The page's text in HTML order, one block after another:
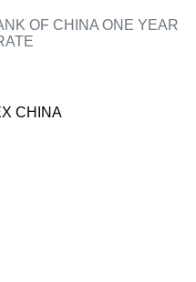
OF CHINA ONE YEAR